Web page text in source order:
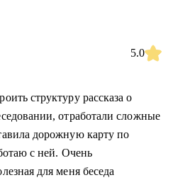
5.0
структуру рассказа о
отработали сложные
дорожную карту по
с ней. Очень
для меня беседа